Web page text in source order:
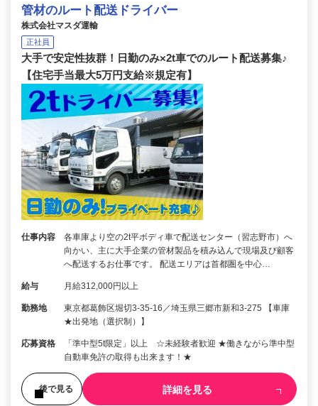
管材のルート配送ドライバー
株式会社マスダ運輸
正社員
大手で安定性抜群！日勤のみ×2t車でのルート配送募集♪
【住宅手当最大5万円支給※規定有】
仕事内容
各車庫より空の2t平ボディ車で配送センター（習志野市）へ
向かい、主に大手企業の管材製品を積み込んで現場及び顧客
へ配送するお仕事です。 配送エリアは首都圏を中心…
給与 月給312,000円以上
勤務地
東京都葛飾区堀切3-35-16／埼玉県三郷市新和3-275 【車庫
★出発地（選択制）】
応募資格
「準中型5t限定」以上 ☆未経験者歓迎 ★働きながら準中型
自動車免許の取得も出来ます！★
後で見る 詳細を見る